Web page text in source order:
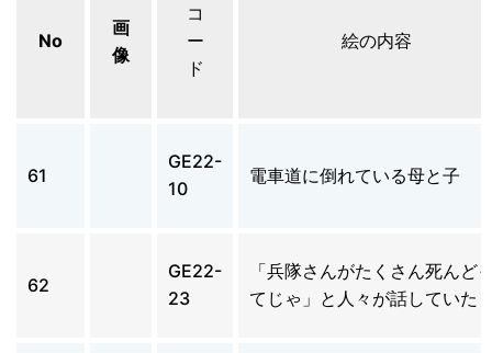
No
画
像
コ
ー
ド
絵の内容
61
GE22-
10
電車道に倒れている母と子
62
GE22-
23
「兵隊さんがたくさん死んど
てじゃ」と人々が話していた